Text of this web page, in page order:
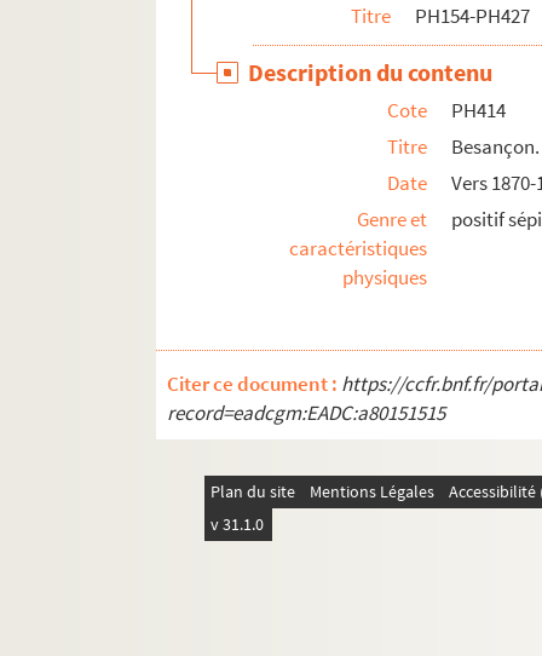
Titre PH154-PH427
Description du contenu
Cote
PH414
Titre
Date
Vers 1870-
Genre et
caractéristiques
physiques
positif
Citer ce document : https://ccfr.bnf.fr/
record=eadcgm:EADC:a80151515
Plan du site Mentions Légales
v 31.1.0